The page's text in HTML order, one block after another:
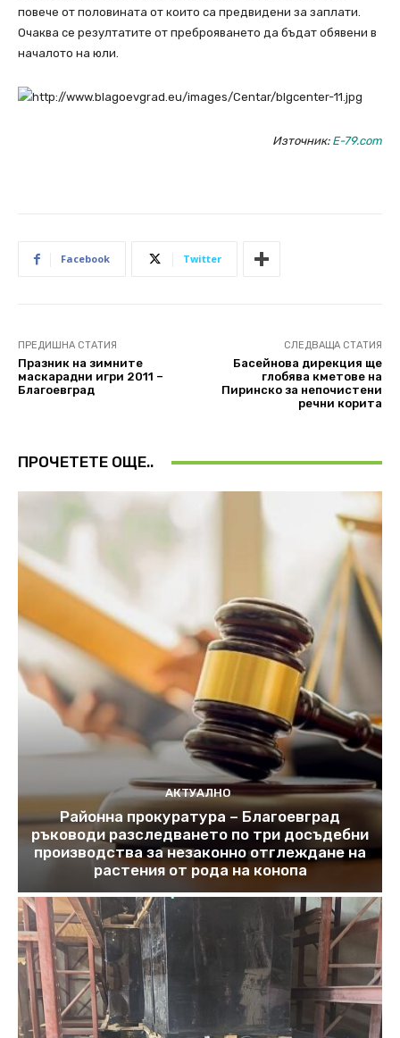
повече от половината от които са предвидени за заплати.
Очаква се резултатите от преброяването да бъдат обявени в
началото на юли.
Източник: E-79.com
Facebook Twitter
ПРЕДИШНА СТАТИЯ
Празник на зимните
маскарадни игри 2011 –
Благоевград
СЛЕДВАЩА СТАТИЯ
Басейнова дирекция ще
глобява кметове на
Пиринско за непочистени
речни корита
ПРОЧЕТЕТЕ ОЩЕ..
АКТУАЛНО
Районна прокуратура – Благоевград
ръководи разследването по три досъдебни
производства за незаконно отглеждане на
растения от рода на конопа